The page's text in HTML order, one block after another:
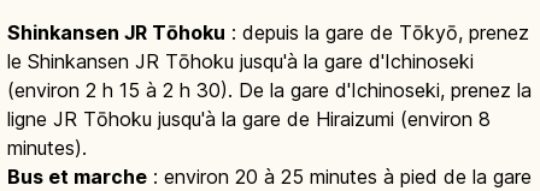
Shinkansen JR Tōhoku : depuis la gare de Tōkyō, prenez
le Shinkansen JR Tōhoku jusqu'à la gare d'Ichinoseki
(environ 2 h 15 à 2 h 30). De la gare d'Ichinoseki, prenez la
ligne JR Tōhoku jusqu'à la gare de Hiraizumi (environ 8
minutes).
Bus et marche : environ 20 à 25 minutes à pied de la gare